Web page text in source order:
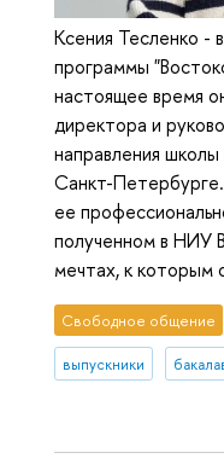
Ксения Тесленко -
программы
настоящее время
директора и
направления
Санкт-
ее
полученном в НИУ
мечтах, к которым
Свободное общение
выпускники